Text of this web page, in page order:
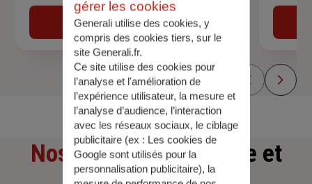
Obtenir une estimation
Nos offresd'assurance et
gérer les cookies
Generali utilise des cookies, y
compris des cookies tiers, sur le
site Generali.fr.
Ce site utilise des cookies pour
l’analyse et l'amélioration de
l’expérience utilisateur, la mesure et
l’analyse d’audience, l’interaction
avec les réseaux sociaux, le ciblage
publicitaire (ex : Les cookies de
Google sont utilisés pour la
personnalisation publicitaire), la